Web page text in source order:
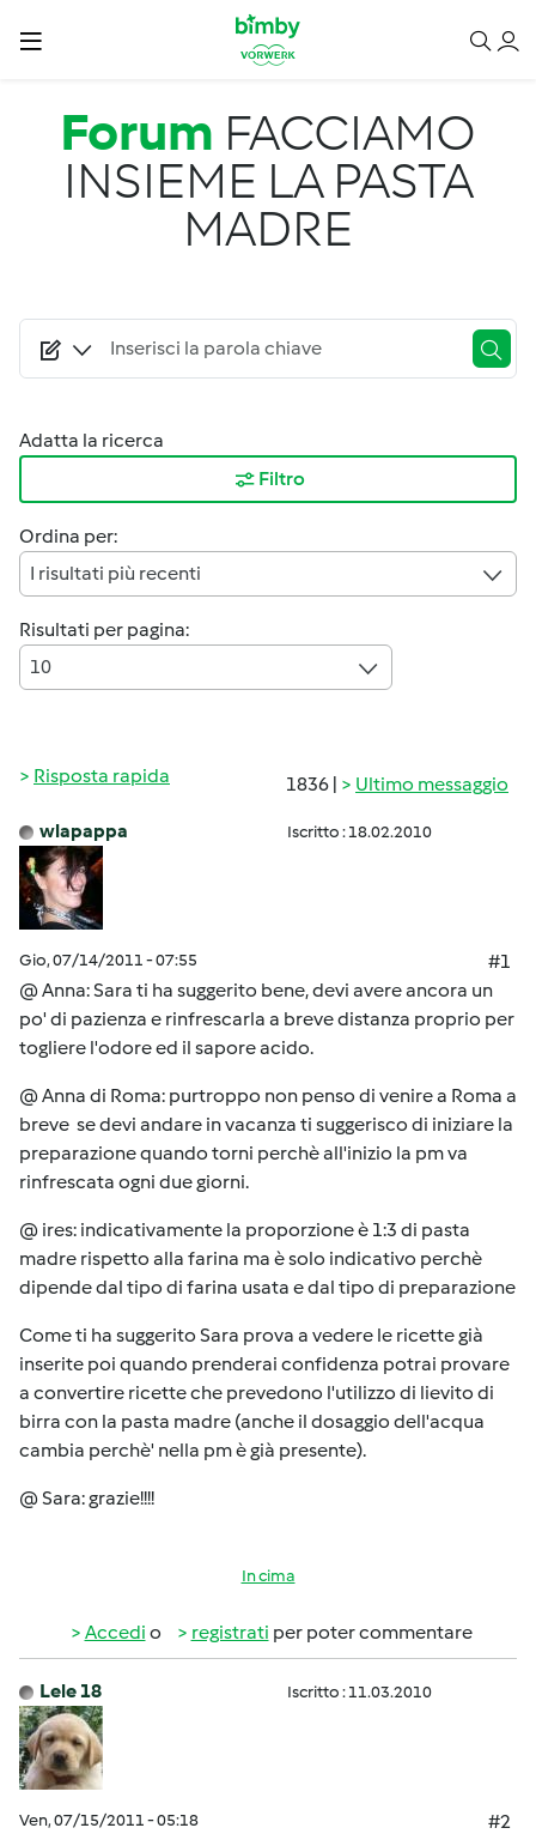
Salta al contenuto principale
Forum FACCIAMO
INSIEME LA PASTA
MADRE
Adatta la ricerca
Filtro
Ordina per:
I risultati più recenti
Risultati per pagina:
10
1836 | Ultimo messaggio
Risposta rapida
wlapappa Iscritto : 18.02.2010
Gio, 07/14/2011 - 07:55
#1
@ Anna: Sara ti ha suggerito bene, devi avere ancora un
po' di pazienza e rinfrescarla a breve distanza proprio per
togliere l'odore ed il sapore acido.
@ Anna di Roma: purtroppo non penso di venire a Roma a
breve se devi andare in vacanza ti suggerisco di iniziare la
preparazione quando torni perchè all'inizio la pm va
rinfrescata ogni due giorni.
@ ires: indicativamente la proporzione è 1:3 di pasta
madre rispetto alla farina ma è solo indicativo perchè
dipende dal tipo di farina usata e dal tipo di preparazione
Come ti ha suggerito Sara prova a vedere le ricette già
inserite poi quando prenderai confidenza potrai provare
a convertire ricette che prevedono l'utilizzo di lievito di
birra con la pasta madre (anche il dosaggio dell'acqua
cambia perchè' nella pm è già presente).
@ Sara: grazie!!!!
In cima
Accedi o registrati per poter commentare
Lele 18 Iscritto : 11.03.2010
Ven, 07/15/2011 - 05:18
#2